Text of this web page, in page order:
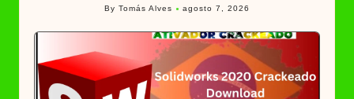
Posted
ByTomás Alves agosto 7, 2026